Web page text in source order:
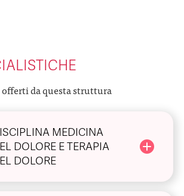
da questa struttura
MEDICINA
DOLORE E TERAPIA
DOLORE